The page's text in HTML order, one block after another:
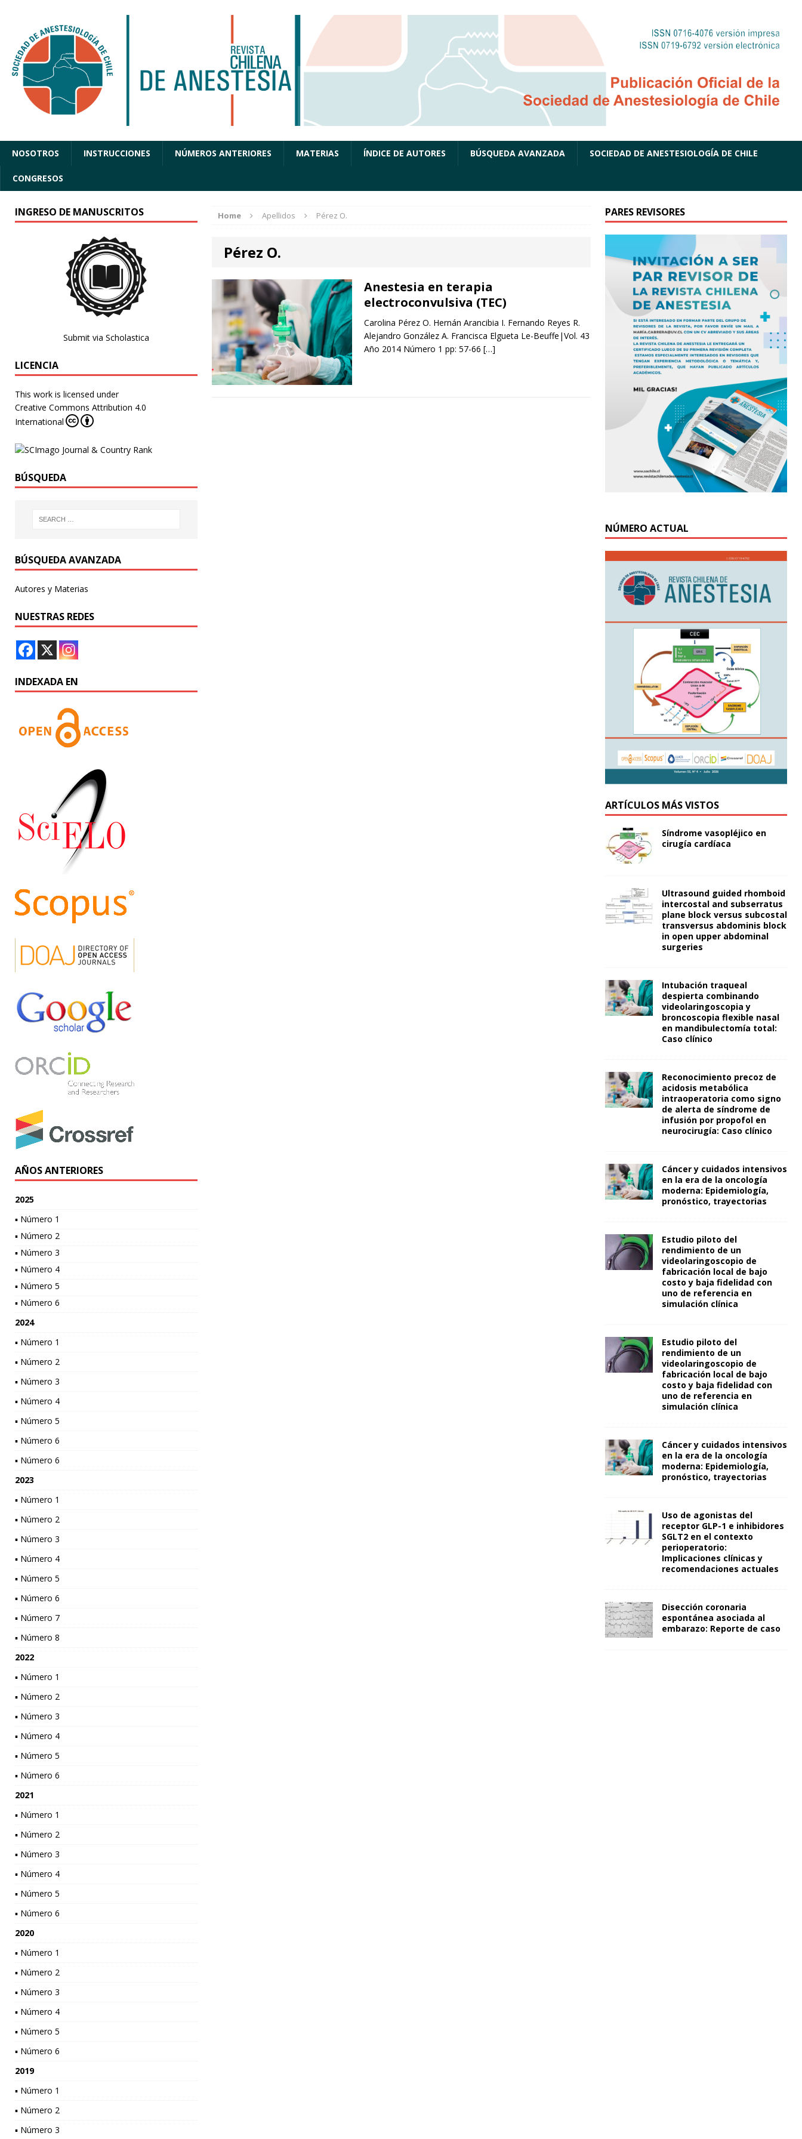
NOSOTROS INSTRUCCIONES NÚMEROS ANTERIORES MATERIAS ÍNDICE DE AUTORES BÚSQUEDA AVANZADA SOCIEDAD DE ANESTESIOLOGÍA DE CHILE
CONGRESOS
Home Apellidos Pérez O.
Pérez O.
Anestesia en terapia
electroconvulsiva (TEC)
Carolina Pérez O. Hernán Arancibia I. Fernando Reyes R.
Alejandro González A. Francisca Elgueta Le-Beuffe|Vol. 43
Año 2014 Número 1 pp: 57-66 […]
INGRESO DE MANUSCRITOS
Submit via Scholastica
LICENCIA
This work is licensed under
Creative Commons Attribution 4.0
International
BÚSQUEDA
BÚSQUEDA AVANZADA
Autores y Materias
NUESTRAS REDES
INDEXADA EN
AÑOS ANTERIORES
2025
▪ Número 1
▪ Número 2
▪ Número 3
▪ Número 4
▪ Número 5
▪ Número 6
2024
▪ Número 1
▪ Número 2
▪ Número 3
▪ Número 4
▪ Número 5
▪ Número 6
▪ Número 6
2023
▪ Número 1
▪ Número 2
▪ Número 3
▪ Número 4
▪ Número 5
▪ Número 6
▪ Número 7
▪ Número 8
2022
▪ Número 1
▪ Número 2
▪ Número 3
▪ Número 4
▪ Número 5
▪ Número 6
2021
▪ Número 1
▪ Número 2
▪ Número 3
▪ Número 4
▪ Número 5
▪ Número 6
2020
▪ Número 1
▪ Número 2
▪ Número 3
▪ Número 4
▪ Número 5
▪ Número 6
2019
▪ Número 1
▪ Número 2
▪ Número 3
PARES REVISORES
NÚMERO ACTUAL
ARTÍCULOS MÁS VISTOS
Síndrome vasopléjico en
cirugía cardíaca
Ultrasound guided rhomboid
intercostal and subserratus
plane block versus subcostal
transversus abdominis block
in open upper abdominal
surgeries
Intubación traqueal
despierta combinando
videolaringoscopia y
broncoscopia flexible nasal
en mandibulectomía total:
Caso clínico
Reconocimiento precoz de
acidosis metabólica
intraoperatoria como signo
de alerta de síndrome de
infusión por propofol en
neurocirugía: Caso clínico
Cáncer y cuidados intensivos
en la era de la oncología
moderna: Epidemiología,
pronóstico, trayectorias
Estudio piloto del
rendimiento de un
videolaringoscopio de
fabricación local de bajo
costo y baja fidelidad con
uno de referencia en
simulación clínica
Estudio piloto del
rendimiento de un
videolaringoscopio de
fabricación local de bajo
costo y baja fidelidad con
uno de referencia en
simulación clínica
Cáncer y cuidados intensivos
en la era de la oncología
moderna: Epidemiología,
pronóstico, trayectorias
Uso de agonistas del
receptor GLP-1 e inhibidores
SGLT2 en el contexto
perioperatorio:
Implicaciones clínicas y
recomendaciones actuales
Disección coronaria
espontánea asociada al
embarazo: Reporte de caso